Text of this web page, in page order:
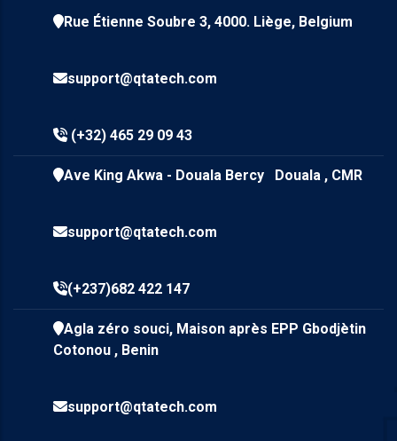
Rue Étienne Soubre 3, 4000. Liège, Belgium
support@qtatech.com
(+32) 465 29 09 43
Ave King Akwa - Douala Bercy Douala , CMR
support@qtatech.com
(+237)682 422 147
Agla zéro souci, Maison après EPP Gbodjètin
Cotonou , Benin
support@qtatech.com